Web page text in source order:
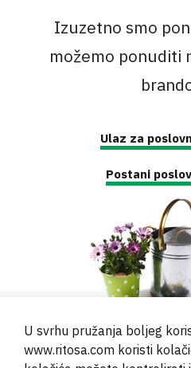
Izuzetno smo
možemo ponuditi
Ulaz za
Postani
U svrhu pružanja boljeg
www.ritosa.com koristi